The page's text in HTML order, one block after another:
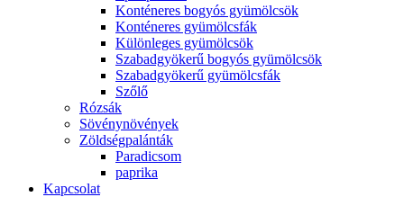
Konténeres bogyós gyümölcsök
Konténeres gyümölcsfák
Különleges gyümölcsök
Szabadgyökerű bogyós gyümölcsök
Szabadgyökerű gyümölcsfák
Szőlő
Rózsák
Sövénynövények
Zöldségpalánták
Paradicsom
paprika
Kapcsolat